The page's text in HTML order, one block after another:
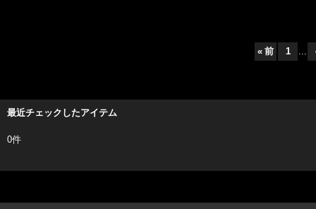
« 前 1 ...
最近チェックしたアイテム
0件